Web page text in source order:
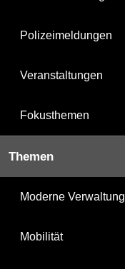
Polizeimeldungen
Veranstaltungen
Fokusthemen
Themen
Moderne Verwaltung
Mobilität